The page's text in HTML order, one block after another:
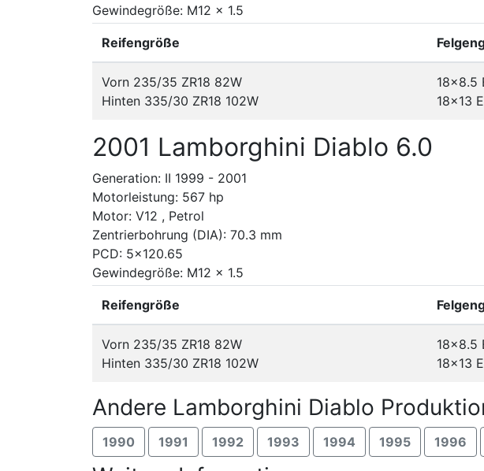
Gewindegröße: M12 x 1.5
Reifengröße
Vorn 235/35 ZR18 82W
Hinten 335/30 ZR18 102W
18x8.5
18x13
2001 Lamborghini Diablo 6.0
Generation: II 1999 - 2001
Motorleistung: 567 hp
Motor: V12 , Petrol
Zentrierbohrung (DIA): 70.3 mm
PCD: 5x120.65
Gewindegröße: M12 x 1.5
Reifengröße
Vorn 235/35 ZR18 82W
Hinten 335/30 ZR18 102W
18x8.5
18x13
Andere Lamborghini Diablo
1990 1991 1992 1993 1994 1995 1996